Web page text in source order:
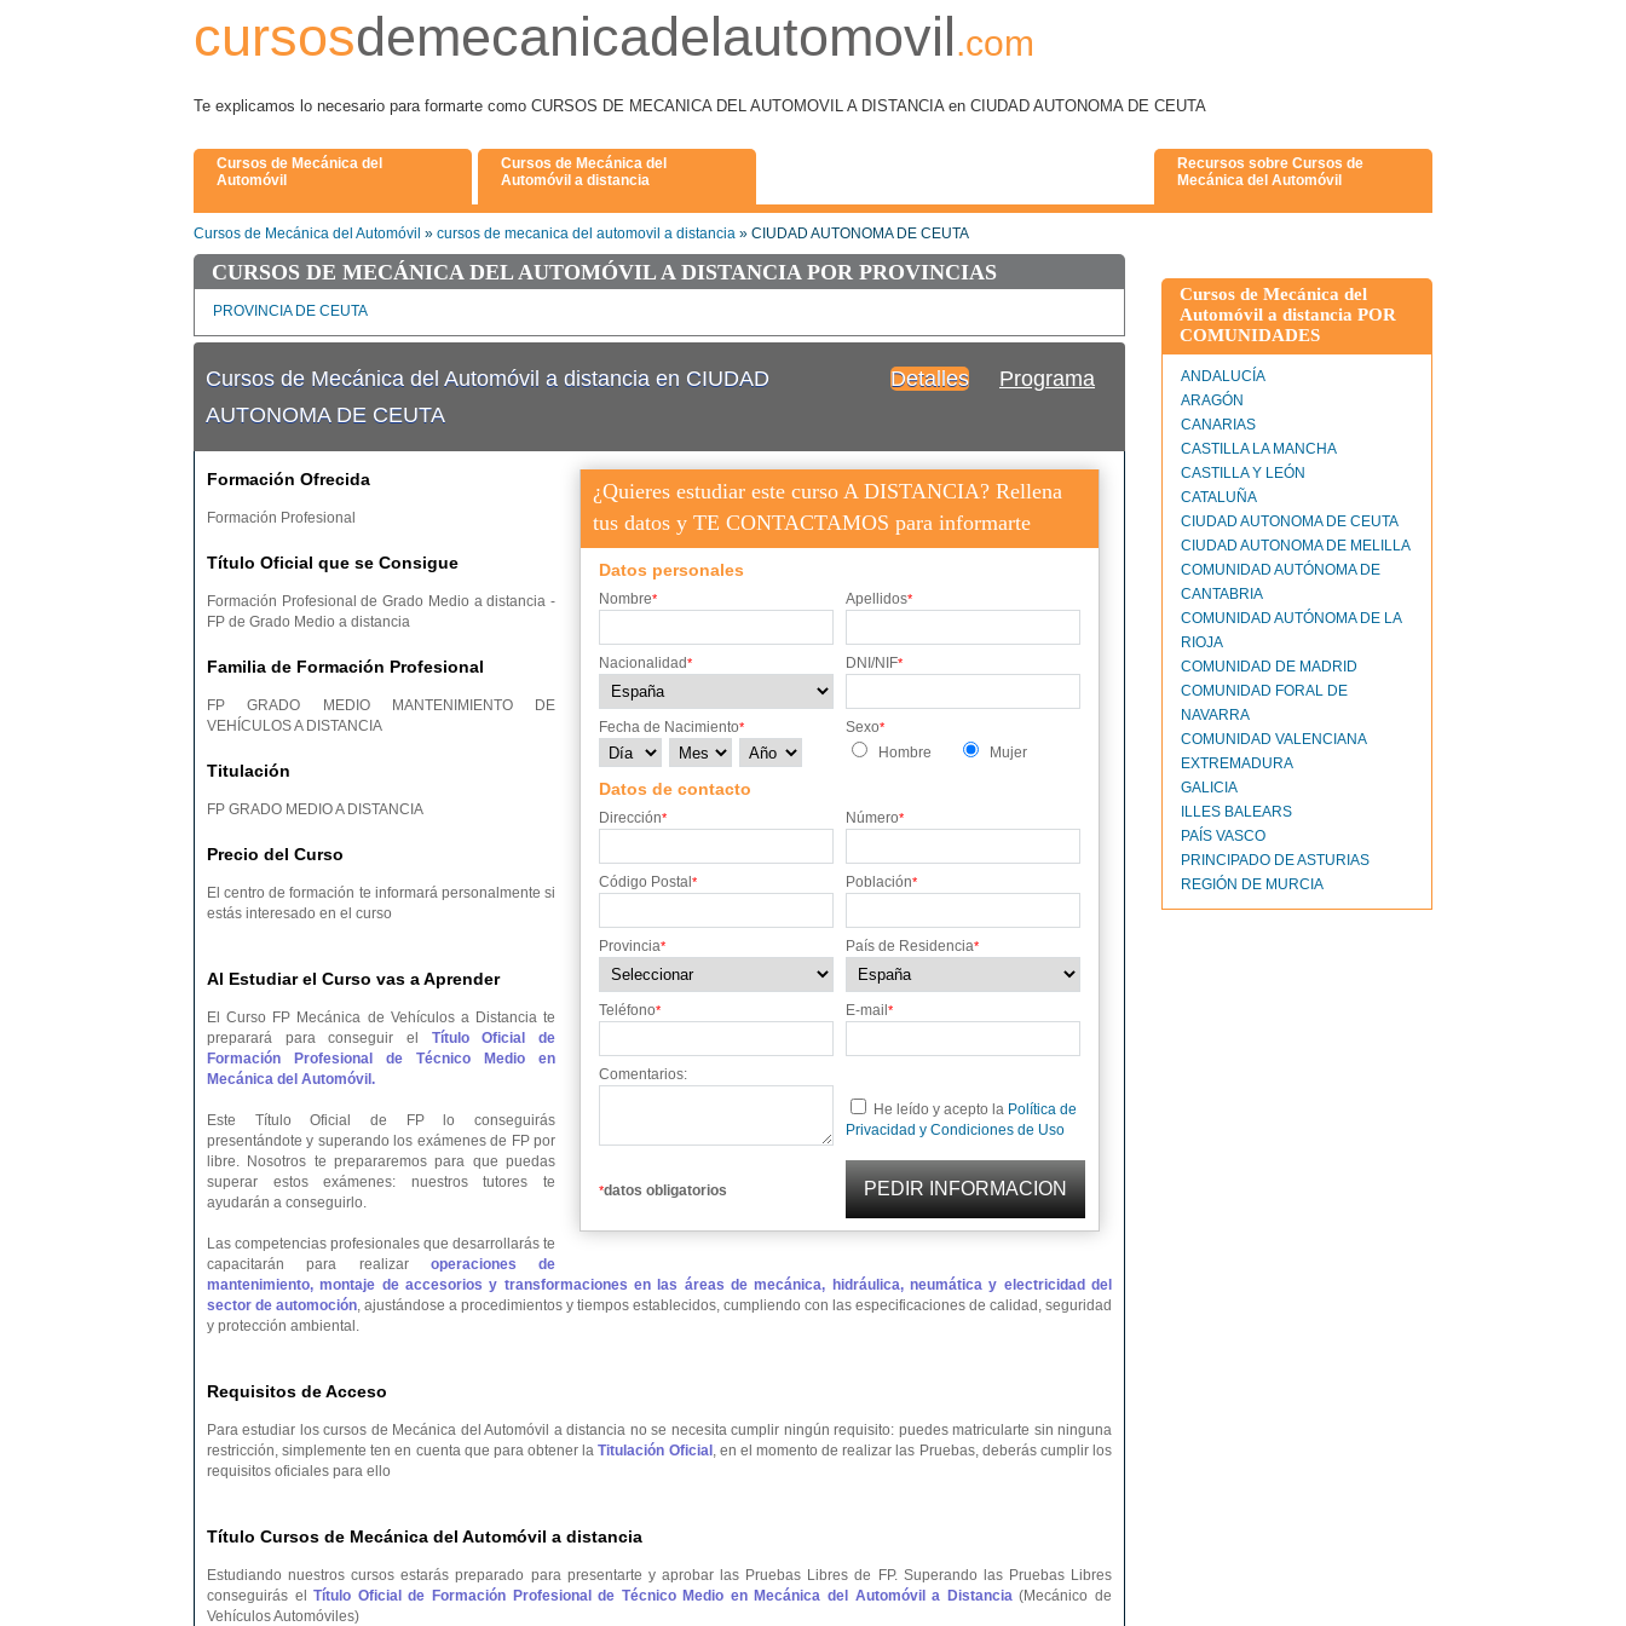
cursosdemecanicadelautomovil.com
Te explicamos lo necesario para formarte como CURSOS DE MECANICA DEL AUTOMOVIL A DISTANCIA en CIUDAD AUTONOMA DE CEUTA
Cursos de Mecánica del
Automóvil
Cursos de Mecánica del
Automóvil a distancia
Recursos sobre Cursos de
Mecánica del Automóvil
Cursos de Mecánica del Automóvil » cursos de mecanica del automovil a distancia » CIUDAD AUTONOMA DE CEUTA
CURSOS DE MECÁNICA DEL AUTOMÓVIL A DISTANCIA POR PROVINCIAS
PROVINCIA DE CEUTA
Detalles Programa
Cursos de Mecánica del Automóvil a distancia en CIUDAD
AUTONOMA DE CEUTA
¿Quieres estudiar este curso A DISTANCIA? Rellena
tus datos y TE CONTACTAMOS para informarte
Datos personales
Nombre* Apellidos*
Nacionalidad* DNI/NIF*
Fecha de Nacimiento* Sexo*
Hombre Mujer
Datos de contacto
Dirección* Número*
Código Postal * Población*
Provincia* País de Residencia*
Teléfono* E-mail *
Comentarios:
He leído y acepto la Política de
Privacidad y Condiciones de Uso
*datos obligatorios
Formación Ofrecida
Formación Profesional
Título Oficial que se Consigue
Formación Profesional de Grado Medio a distancia -
FP de Grado Medio a distancia
Familia de Formación Profesional
FP GRADO MEDIO MANTENIMIENTO DE
VEHÍCULOS A DISTANCIA
Titulación
FP GRADO MEDIO A DISTANCIA
Precio del Curso
El centro de formación te informará personalmente si
estás interesado en el curso
Al Estudiar el Curso vas a Aprender
El Curso FP Mecánica de Vehículos a Distancia te
preparará para conseguir el Título Oficial de
Formación Profesional de Técnico Medio en
Mecánica del Automóvil.
Este Título Oficial de FP lo conseguirás
presentándote y superando los exámenes de FP por
libre. Nosotros te prepararemos para que puedas
superar estos exámenes: nuestros tutores te
ayudarán a conseguirlo.
Las competencias profesionales que desarrollarás te
capacitarán para realizar operaciones de
mantenimiento, montaje de accesorios y transformaciones en las áreas de mecánica, hidráulica, neumática y electricidad del
sector de automoción, ajustándose a procedimientos y tiempos establecidos, cumpliendo con las especificaciones de calidad, seguridad
y protección ambiental.
Requisitos de Acceso
Para estudiar los cursos de Mecánica del Automóvil a distancia no se necesita cumplir ningún requisito: puedes matricularte sin ninguna
restricción, simplemente ten en cuenta que para obtener laTitulación Oficial , en el momento de realizar las Pruebas, deberás cumplir los
requisitos oficiales para ello
Título Cursos de Mecánica del Automóvil a distancia
Estudiando nuestros cursos estarás preparado para presentarte y aprobar las Pruebas Libres de FP. Superando las Pruebas Libres
conseguirás elTítulo Oficial de Formación Profesional de Técnico Medio en Mecánica del Automóvil a Distancia(Mecánico de
Vehículos Automóviles)
Cursos de Mecánica del
Automóvil a distancia POR
COMUNIDADES
ANDALUCÍA
ARAGÓN
CANARIAS
CASTILLA LA MANCHA
CASTILLA Y LEÓN
CATALUÑA
CIUDAD AUTONOMA DE CEUTA
CIUDAD AUTONOMA DE MELILLA
COMUNIDAD AUTÓNOMA DE
CANTABRIA
COMUNIDAD AUTÓNOMA DE LA
RIOJA
COMUNIDAD DE MADRID
COMUNIDAD FORAL DE
NAVARRA
COMUNIDAD VALENCIANA
EXTREMADURA
GALICIA
ILLES BALEARS
PAÍS VASCO
PRINCIPADO DE ASTURIAS
REGIÓN DE MURCIA